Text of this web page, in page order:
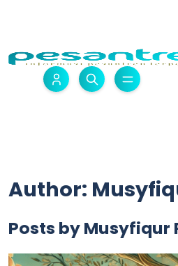
Author:
Posts by Musyfiqur